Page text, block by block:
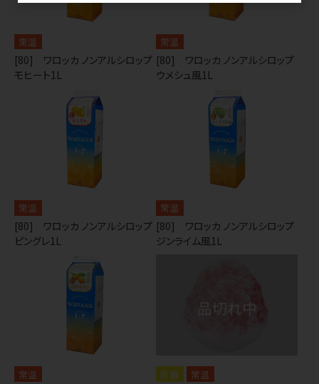
常温
[80] ワロッカ ノンアルシロップ
モヒート1L
常温
[80] ワロッカ ノンアルシロップ
ウメシュ風1L
常温
[80] ワロッカ ノンアルシロップ
ピングレ1L
常温
[80] ワロッカ ノンアルシロップ
ジンライム風1L
常温 常温